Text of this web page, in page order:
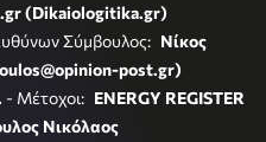
(Dikaiologitika.gr)
Σύμβουλος: Νίκος
post.gr)
- Μέτοχοι: ENERGY REGISTER
Νικόλαος